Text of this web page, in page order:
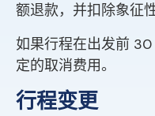
额退款，并扣除象征
如果行程在出发前
定的取消费用。
行程变更